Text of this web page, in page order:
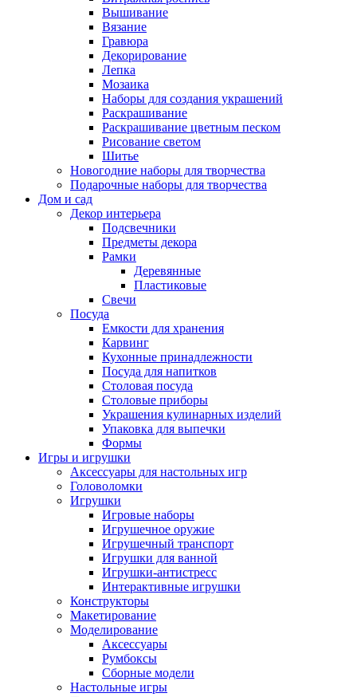
Вышивание
Вязание
Гравюра
Декорирование
Лепка
Мозаика
Наборы для создания украшений
Раскрашивание
Раскрашивание цветным песком
Рисование светом
Шитье
Новогодние наборы для творчества
Подарочные наборы для творчества
Дом и сад
Декор интерьера
Подсвечники
Предметы декора
Рамки
Деревянные
Пластиковые
Свечи
Посуда
Емкости для хранения
Карвинг
Кухонные принадлежности
Посуда для напитков
Столовая посуда
Столовые приборы
Украшения кулинарных изделий
Упаковка для выпечки
Формы
Игры и игрушки
Аксессуары для настольных игр
Головоломки
Игрушки
Игровые наборы
Игрушечное оружие
Игрушечный транспорт
Игрушки для ванной
Игрушки-антистресс
Интерактивные игрушки
Конструкторы
Макетирование
Моделирование
Аксессуары
Румбоксы
Сборные модели
Настольные игры